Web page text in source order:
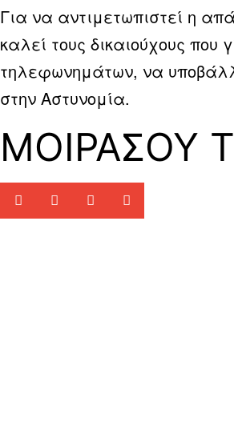
Για να αντιμετωπιστεί η
καλεί τους δικαιούχους που
τηλεφωνημάτων, να
στην Αστυνομία.
ΜΟΙΡΑΣΟΥ